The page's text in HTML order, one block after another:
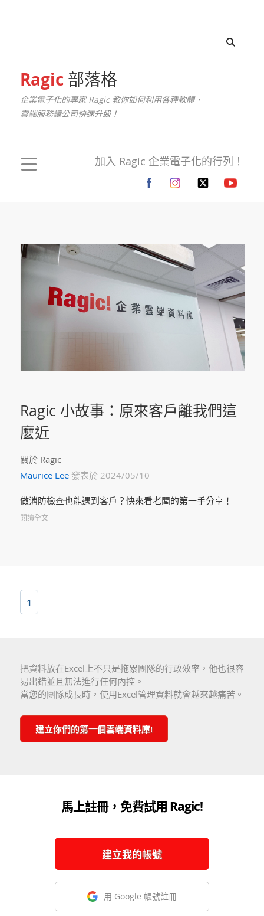
Ragic部落格
企業電子化的專家 Ragic 教你如何利用各種軟體、
雲端服務讓公司快速升級！
加入 Ragic 企業電子化的行列！
Ragic 小故事：原來客戶離我們這
麼近
關於 Ragic
Maurice Lee發表於 2024/05/10
做消防檢查也能遇到客戶？快來看老闆的第一手分享！
閱讀全文
1
把資料放在Excel上不只是拖累團隊的行政效率，他也很容
易出錯並且無法進行任何內控。
當您的團隊成長時，使用Excel管理資料就會越來越痛苦。
建立你們的第一個雲端資料庫!
馬上註冊，免費試用 Ragic!
建立我的帳號
用 Google 帳號註冊